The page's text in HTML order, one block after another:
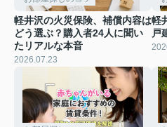
軽井沢の火災保険、補償内容は
どう選ぶ？購入者24人に聞い
たリアルな本音
2026.07.23
軽
戸